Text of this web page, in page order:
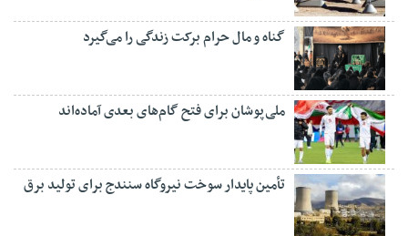
گناه و مال حرام برکت زندگی را می‌گیرد
ملی‌پوشان برای فتح گام‌های بعدی آماده‌اند
تأمین پایدار سوخت نیروگاه سنندج برای تولید برق